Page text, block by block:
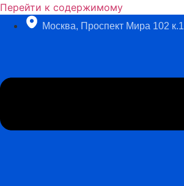
Перейти к содержимому
Москва, Проспект Мира 102 к.1